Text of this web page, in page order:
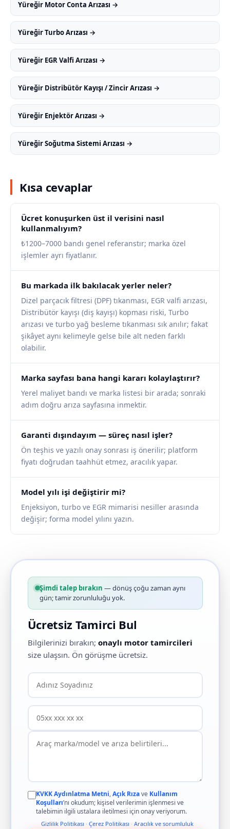
Yüreğir Motor Conta Arızası →
Yüreğir Turbo Arızası →
Yüreğir EGR Valfi Arızası →
Yüreğir Distribütör Kayışı / Zincir Arızası →
Yüreğir Enjektör Arızası →
Yüreğir Soğutma Sistemi Arızası →
Kısa cevaplar
Ücret konuşurken üst il verisini nasıl
kullanmalıyım?
₺1200–7000 bandı genel referanstır; marka özel
işlemler ayrı fiyatlanır.
Bu markada ilk bakılacak yerler neler?
Dizel parçacık filtresi (DPF) tıkanması, EGR valfi arızası,
Distribütör kayışı (diş kayışı) kopması riski, Turbo
arızası ve turbo yağ besleme tıkanması sık anılır; fakat
şikâyet aynı kelimeyle gelse bile alt neden farklı
olabilir.
Marka sayfası bana hangi kararı kolaylaştırır?
Yerel maliyet bandı ve marka listesi bir arada; sonraki
adım doğru arıza sayfasına inmektir.
Garanti dışındayım — süreç nasıl işler?
Ön teşhis ve yazılı onay sonrası iş önerilir; platform
fiyatı doğrudan taahhüt etmez, aracılık yapar.
Model yılı işi değiştirir mi?
Enjeksiyon, turbo ve EGR mimarisi nesiller arasında
değişir; forma model yılını yazın.
Şimdi talep bırakın — dönüş çoğu zaman aynı
gün; tamir zorunluluğu yok.
Ücretsiz Tamirci Bul
Bilgilerinizi bırakın; onaylı motor tamircileri
size ulaşsın. Ön görüşme ücretsiz.
KVKK Aydınlatma Metni,Açık Rızave Kullanım
Koşulları’nı okudum; kişisel verilerimin işlenmesi ve
talebimin ilgili ustalara iletilmesi için onay veriyorum.
Gizlilik Politikası · Çerez Politikası · Aracılık ve sorumluluk